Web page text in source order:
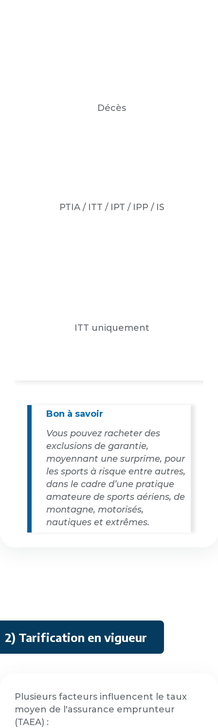
Décès
PTIA / ITT / IPT / IPP / IS
ITT uniquement
Bon à savoir
Vous pouvez racheter des
exclusions de garantie,
moyennant une surprime, pour
les sports à risque entre autres,
dans le cadre d’une pratique
amateure de sports aériens, de
montagne, motorisés,
nautiques et extrêmes.
2) Tarification en vigueur
Plusieurs facteurs influencent le taux
moyen de l'assurance emprunteur
(TAEA) :